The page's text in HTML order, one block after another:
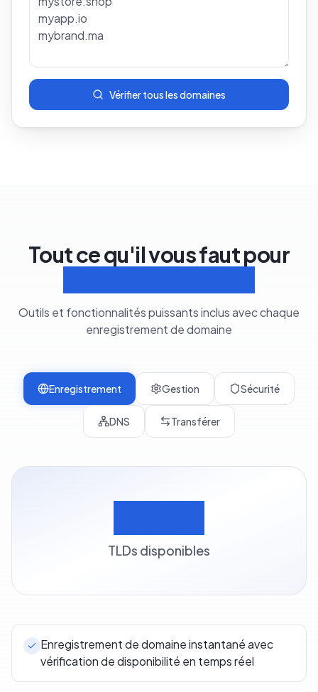
Vérifier tous les domaines
Tout ce qu'il vous faut pour
Outils et fonctionnalités puissants inclus avec chaque
enregistrement de domaine
Enregistrement Gestion Sécurité
DNS Transférer
TLDs disponibles
Enregistrement de domaine instantané avec
vérification de disponibilité en temps réel